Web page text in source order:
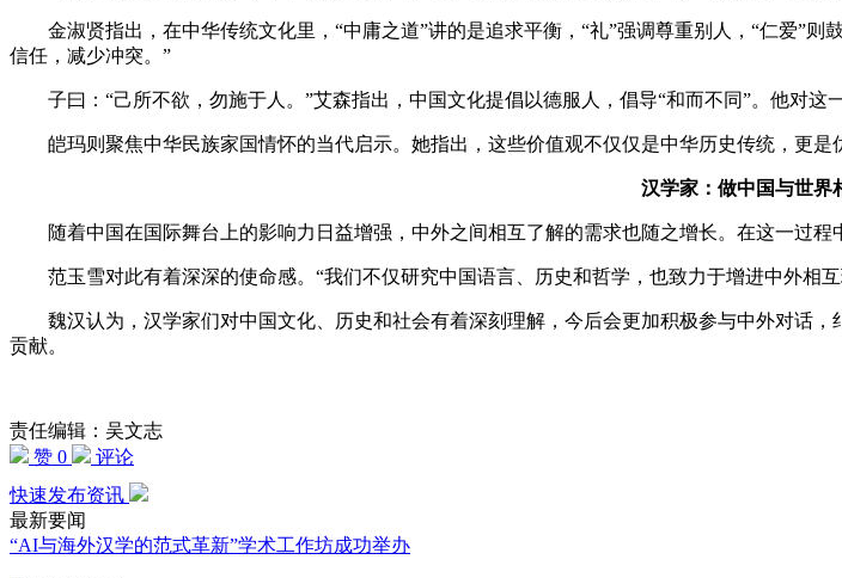
金淑贤指出，在中华传统文化里，“中庸之道”讲的是追求平衡，“礼”强调尊重别人，“仁爱”则
信任，减少冲突。”
子曰：“己所不欲，勿施于人。”艾森指出，中国文化提倡以德服人，倡导“和而不同”。他对这一
皑玛则聚焦中华民族家国情怀的当代启示。她指出，这些价值观不仅仅是中华历史传统，更是
汉学家：做中国与世界
随着中国在国际舞台上的影响力日益增强，中外之间相互了解的需求也随之增长。在这一过程
范玉雪对此有着深深的使命感。“我们不仅研究中国语言、历史和哲学，也致力于增进中外相
魏汉认为，汉学家们对中国文化、历史和社会有着深刻理解，今后会更加积极参与中外对话，
贡献。
责任编辑：吴文志
赞 0
评论
快速发布资讯
最新要闻
“AI与海外汉学的范式革新”学术工作坊成功举办